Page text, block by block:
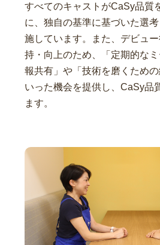
すべてのキャストがCaSy品質
に、独自の基準に基づいた選
施しています。また、デビュ
持・向上のため、「定期的な
報共有」や「技術を磨くため
いった機会を提供し、CaSy品
ます。